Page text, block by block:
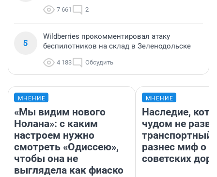
7 661 2
5
Wildberries прокомментировал атаку
беспилотников на склад в Зеленодольске
4 183 Обсудить
МНЕНИЕ
«Мы видим нового
Нолана»: с каким
настроем нужно
смотреть «Одиссею»,
чтобы она не
выглядела как фиаско
МНЕНИЕ
Наследие,
чудом не
транспортный
разнес миф о
советских